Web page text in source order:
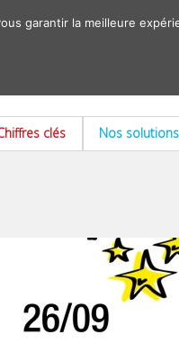
clés Nos solutions
garantir la meilleure